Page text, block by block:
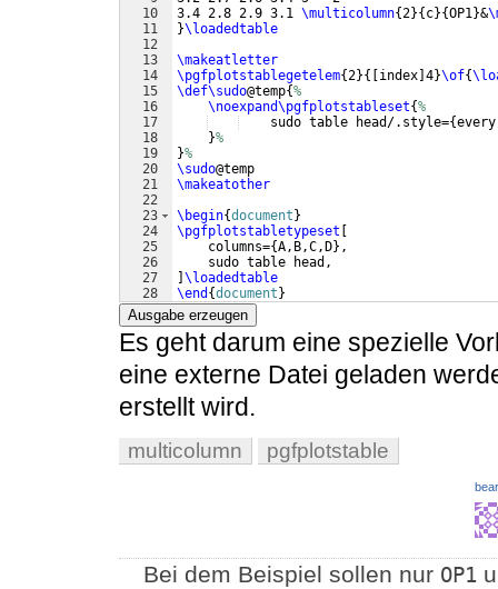
10
11
12
13
14
15
16
17
18
19
20
21
22
23
24
25
26
27
28
3.4 2.8 2.9 3.1 \multicolumn{2}{ c}{OP1}&
}\loadedtable
\makeatletter
\pgfplotstablegetelem{2}{[ index 4}\of{
\def\sudo@temp{%
\noexpand\pgfplotstableset{%
    sudo table head/.style=
{
}%
}%
\sudo@temp
\makeatother
\begin{document }
\pgfplotstabletypeset
    columns=
{A,B,C,D} ,
    sudo table head,
\loadedtable
\end {document }
Ausgabe erzeugen
Es geht darum eine spezielle
eine externe Datei geladen
erstellt wird.
multicolumn pgfplotstable
Bei dem Beispiel sollen nur OP1